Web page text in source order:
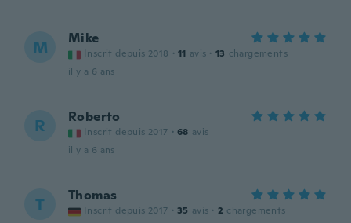
M Mike
Inscrit depuis 2018 · 11 avis · 13 chargements
il y a 6 ans
R Roberto
Inscrit depuis 2017 · 68 avis
il y a 6 ans
T Thomas
Inscrit depuis 2017 · 35 avis · 2 chargements